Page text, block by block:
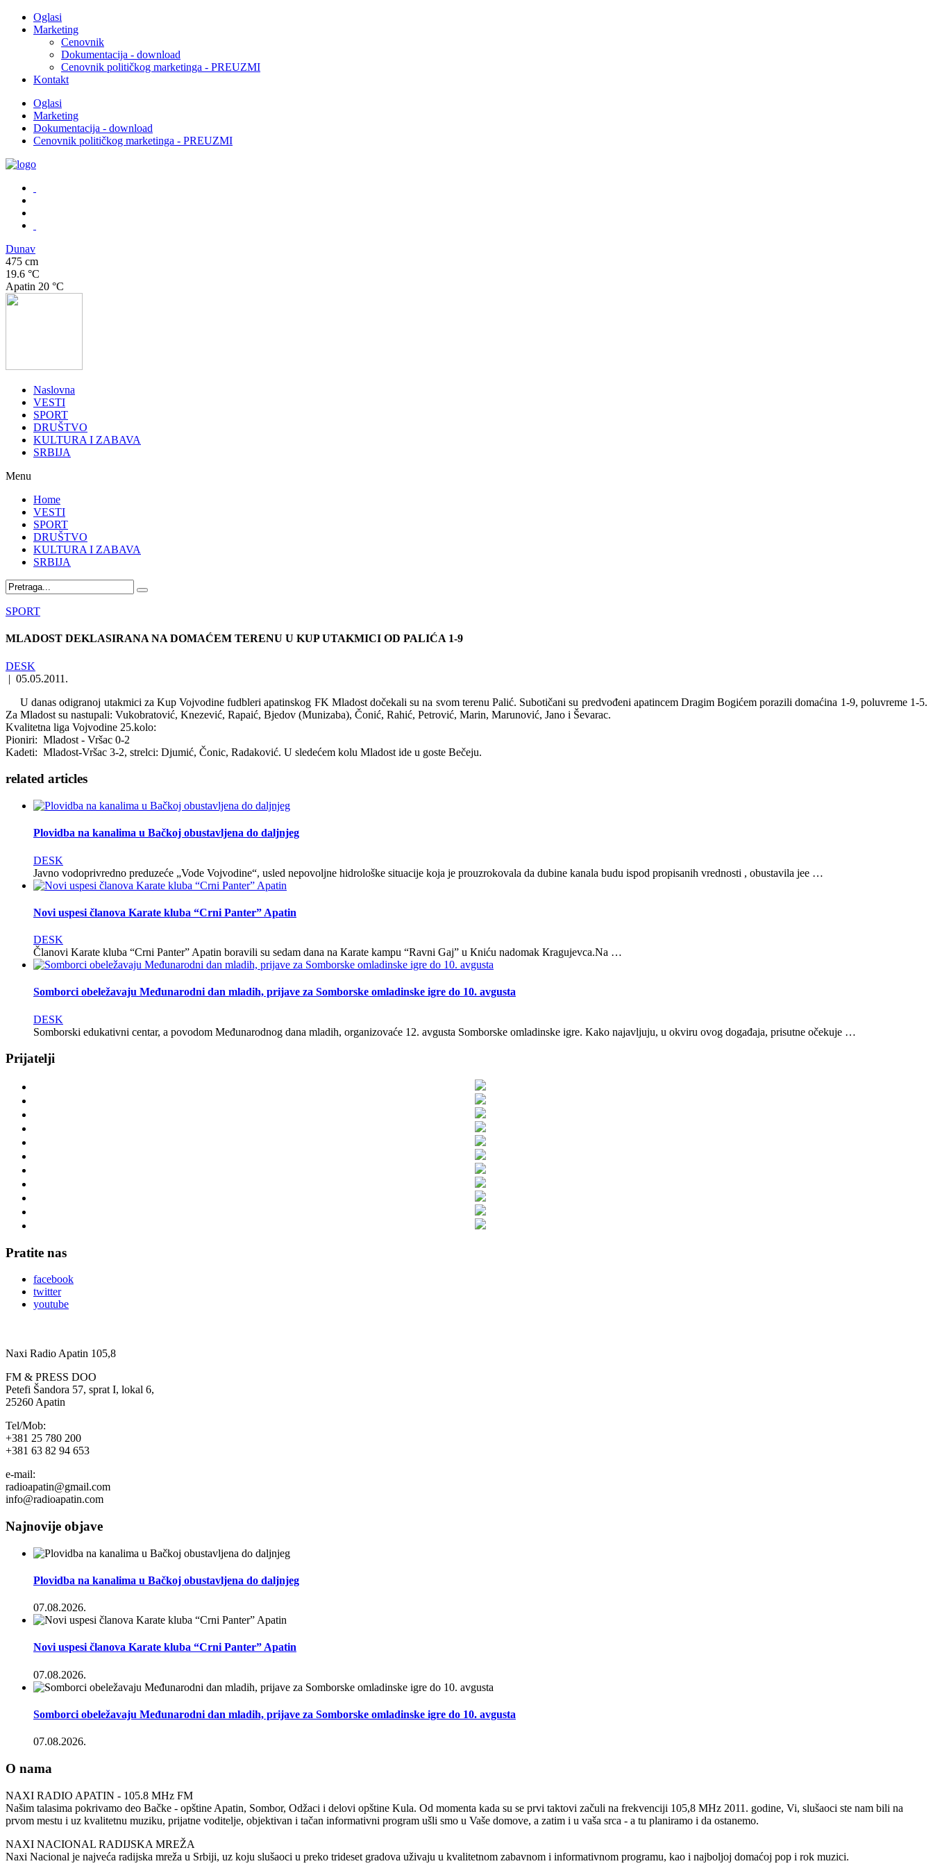
Oglasi
Marketing
Cenovnik
Dokumentacija - download
Cenovnik političkog marketinga - PREUZMI
Kontakt
Oglasi
Marketing
Dokumentacija - download
Cenovnik političkog marketinga - PREUZMI
Dunav
475 cm
19.6 °C
Apatin 20 °C
Naslovna
VESTI
SPORT
DRUŠTVO
KULTURA I ZABAVA
SRBIJA
Menu
Home
VESTI
SPORT
DRUŠTVO
KULTURA I ZABAVA
SRBIJA
SPORT
MLADOST DEKLASIRANA NA DOMAĆEM TERENU U KUP UTAKMICI OD PALIĆA 1-9
DESK
| 05.05.2011.
U danas odigranoj utakmici za Kup Vojvodine fudbleri apatinskog FK Mladost dočekali su na svom terenu Palić. Subotičani su predvođeni apatincem Dragim Bogićem porazili domaćina 1-9, poluvreme 1-5.
Za Mladost su nastupali: Vukobratović, Knezević, Rapaić, Bjedov (Munizaba), Čonić, Rahić, Petrović, Marin, Marunović, Jano i Ševarac.
Kvalitetna liga Vojvodine 25.kolo:
Pioniri: Mladost - Vršac 0-2
Kadeti: Mladost-Vršac 3-2, strelci: Djumić, Čonic, Radaković. U sledećem kolu Mladost ide u goste Bečeju.
related articles
Plovidba na kanalima u Bačkoj obustavljena do daljnjeg
DESK
Javno vodoprivredno preduzeće „Vode Vojvodine“, usled nepovoljne hidrološke situacije koja je prouzrokovala da dubine kanala budu ispod propisanih vrednosti , obustavila jee …
Novi uspesi članova Karate kluba “Crni Panter” Apatin
DESK
Članovi Karate kluba “Crni Panter” Apatin boravili su sedam dana na Кarate kampu “Ravni Gaj” u Кniću nadomak Кragujevca.Na …
Somborci obeležavaju Međunarodni dan mladih, prijave za Somborske omladinske igre do 10. avgusta
DESK
Somborski edukativni centar, a povodom Međunarodnog dana mladih, organizovaće 12. avgusta Somborske omladinske igre. Kako najavljuju, u okviru ovog događaja, prisutne očekuje …
Prijatelji
Pratite nas
facebook
twitter
youtube
Naxi Radio Apatin 105,8
FM & PRESS DOO
Petefi Šandora 57, sprat I, lokal 6,
25260 Apatin
Tel/Mob:
+381 25 780 200
+381 63 82 94 653
e-mail:
radioapatin@gmail.com
info@radioapatin.com
Najnovije objave
Plovidba na kanalima u Bačkoj obustavljena do daljnjeg
07.08.2026.
Novi uspesi članova Karate kluba “Crni Panter” Apatin
07.08.2026.
Somborci obeležavaju Međunarodni dan mladih, prijave za Somborske omladinske igre do 10. avgusta
07.08.2026.
O nama
NAXI RADIO APATIN - 105.8 MHz FM
Našim talasima pokrivamo deo Bačke - opštine Apatin, Sombor, Odžaci i delovi opštine Kula. Od momenta kada su se prvi taktovi začuli na frekvenciji 105,8 MHz 2011. godine, Vi, slušaoci ste nam bili na
prvom mestu i uz kvalitetnu muziku, prijatne voditelje, objektivan i tačan informativni program ušli smo u Vaše domove, a zatim i u vaša srca - a tu planiramo i da ostanemo.
NAXI NACIONAL RADIJSKA MREŽA
Naxi Nacional je najveća radijska mreža u Srbiji, uz koju slušaoci u preko trideset gradova uživaju u kvalitetnom zabavnom i informativnom programu, kao i najboljoj domaćoj pop i rok muzici.